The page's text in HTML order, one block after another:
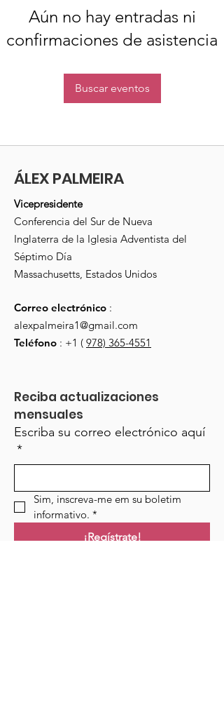
Aún no hay entradas ni
confirmaciones de asistencia
Buscar eventos
ÁLEX PALMEIRA
Vicepresidente
Conferencia del Sur de Nueva
Inglaterra de la Iglesia Adventista del
Séptimo Día
Massachusetts, Estados Unidos
Correo electrónico :
alexpalmeira1@gmail.com
Teléfono : +1 ( 978) 365-4551
Reciba actualizaciones
mensuales
Escriba su correo electrónico aquí
*
Sim, inscreva-me em su boletim
informativo. *
¡Regístrate!